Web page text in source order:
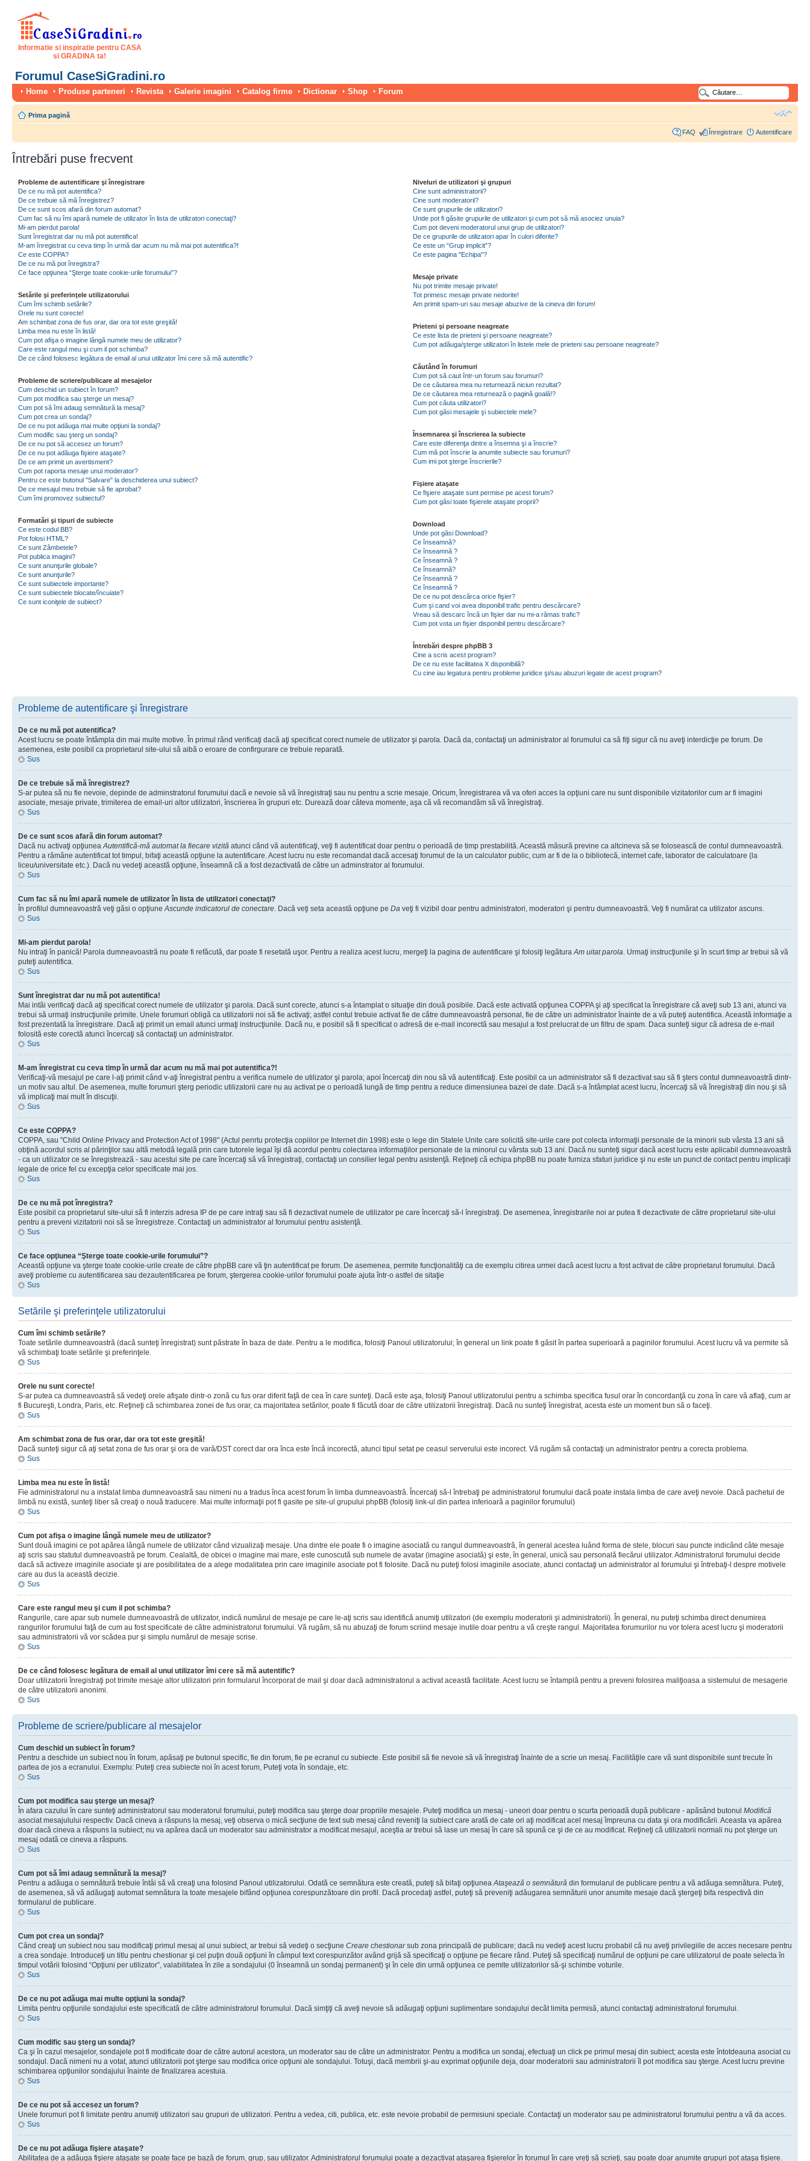
Informatie si inspiratie pentru CASA
si GRADINA ta!
Forumul CaseSiGradini.ro
Home Produse parteneri Revista Galerie imagini Catalog firme Dictionar Shop Forum
Prima pagină
FAQ Înregistrare Autentificare
Întrebări puse frecvent
Probleme de autentificare şi înregistrare
De ce nu mă pot autentifica?
De ce trebuie să mă înregistrez?
De ce sunt scos afară din forum automat?
Cum fac să nu îmi apară numele de utilizator în lista de utilizatori conectaţi?
Mi-am pierdut parola!
Sunt înregistrat dar nu mă pot autentifica!
M-am înregistrat cu ceva timp în urmă dar acum nu mă mai pot autentifica?!
Ce este COPPA?
De ce nu mă pot înregistra?
Ce face opţiunea “Şterge toate cookie-urile forumului”?
Setările şi preferinţele utilizatorului
Cum îmi schimb setările?
Orele nu sunt corecte!
Am schimbat zona de fus orar, dar ora tot este greşită!
Limba mea nu este în listă!
Cum pot afişa o imagine lângă numele meu de utilizator?
Care este rangul meu şi cum il pot schimba?
De ce când folosesc legătura de email al unui utilizator îmi cere să mă autentific?
Probleme de scriere/publicare al mesajelor
Cum deschid un subiect în forum?
Cum pot modifica sau şterge un mesaj?
Cum pot să îmi adaug semnătură la mesaj?
Cum pot crea un sondaj?
De ce nu pot adăuga mai multe opţiuni la sondaj?
Cum modific sau şterg un sondaj?
De ce nu pot să accesez un forum?
De ce nu pot adăuga fişiere ataşate?
De ce am primit un avertisment?
Cum pot raporta mesaje unui moderator?
Pentru ce este butonul "Salvare" la deschiderea unui subiect?
De ce mesajul meu trebuie să fie aprobat?
Cum îmi promovez subiectul?
Formatări şi tipuri de subiecte
Ce este codul BB?
Pot folosi HTML?
Ce sunt Zâmbetele?
Pot publica imagini?
Ce sunt anunţurile globale?
Ce sunt anunţurile?
Ce sunt subiectele importante?
Ce sunt subiectele blocate/încuiate?
Ce sunt iconiţele de subiect?
Niveluri de utilizatori şi grupuri
Cine sunt administratorii?
Cine sunt moderatorii?
Ce sunt grupurile de utilizatori?
Unde pot fi găsite grupurile de utilizatori şi cum pot să mă asociez unuia?
Cum pot deveni moderatorul unui grup de utilizatori?
De ce grupurile de utilizatori apar în culori diferite?
Ce este un “Grup implicit”?
Ce este pagina "Echipa"?
Mesaje private
Nu pot trimite mesaje private!
Tot primesc mesaje private nedorite!
Am primit spam-uri sau mesaje abuzive de la cineva din forum!
Prieteni şi persoane neagreate
Ce este lista de prieteni şi persoane neagreate?
Cum pot adăuga/şterge utilizatori în listele mele de prieteni sau persoane neagreate?
Căutând în forumuri
Cum pot să caut într-un forum sau forumuri?
De ce căutarea mea nu returnează niciun rezultat?
De ce căutarea mea returnează o pagină goală!?
Cum pot căuta utilizatori?
Cum pot găsi mesajele şi subiectele mele?
Însemnarea şi înscrierea la subiecte
Care este diferenţa dintre a însemna şi a înscrie?
Cum mă pot înscrie la anumite subiecte sau forumuri?
Cum imi pot şterge înscrierile?
Fişiere ataşate
Ce fişiere ataşate sunt permise pe acest forum?
Cum pot găsi toate fişierele ataşate proprii?
Download
Unde pot găsi Download?
Ce înseamnă?
Ce înseamnă ?
Ce înseamnă ?
Ce înseamnă?
Ce înseamnă ?
Ce înseamnă ?
De ce nu pot descărca orice fişier?
Cum şi cand voi avea disponibil trafic pentru descărcare?
Vreau să descarc încă un fişier dar nu mi-a rămas trafic?
Cum pot vota un fişier disponibil pentru descărcare?
Întrebări despre phpBB 3
Cine a scris acest program?
De ce nu este facilitatea X disponibilă?
Cu cine iau legatura pentru probleme juridice şi/sau abuzuri legate de acest program?
Probleme de autentificare şi înregistrare
De ce nu mă pot autentifica?
Acest lucru se poate întâmpla din mai multe motive. În primul rând verificaţi dacă aţi specificat corect numele de utilizator şi parola. Dacă da, contactaţi un administrator al forumului ca să fiţi sigur că nu aveţi interdicţie pe forum. De
asemenea, este posibil ca proprietarul site-ului să aibă o eroare de confirgurare ce trebuie reparată.
Sus
De ce trebuie să mă înregistrez?
S-ar putea să nu fie nevoie, depinde de adminstratorul forumului dacă e nevoie să vă înregistraţi sau nu pentru a scrie mesaje. Oricum, înregistrarea vă va oferi acces la opţiuni care nu sunt disponibile vizitatorilor cum ar fi imagini
asociate, mesaje private, trimiterea de email-uri altor utilizatori, înscrierea în grupuri etc. Durează doar câteva momente, aşa că vă recomandăm să vă înregistraţi.
Sus
De ce sunt scos afară din forum automat?
Dacă nu activaţi opţiuneaAutentifică-mă automat la fiecare vizită atunci când vă autentificaţi, veţi fi autentificat doar pentru o perioadă de timp prestabilită. Această măsură previne ca altcineva să se folosească de contul dumneavoastră.
Pentru a rămâne autentificat tot timpul, bifaţi această opţiune la autentificare. Acest lucru nu este recomandat dacă accesaţi forumul de la un calculator public, cum ar fi de la o bibliotecă, internet cafe, laborator de calculatoare (la
liceu/universitate etc.). Dacă nu vedeţi această opţiune, înseamnă că a fost dezactivată de către un adminstrator al forumului.
Sus
Cum fac să nu îmi apară numele de utilizator în lista de utilizatori conectaţi?
În profilul dumneavoastră veţi găsi o opţiuneAscunde indicatorul de conectare. Dacă veţi seta această opţiune pe Da veţi fi vizibil doar pentru administratori, moderatori şi pentru dumneavoastră. Veţi fi numărat ca utilizator ascuns.
Sus
Mi-am pierdut parola!
Nu intraţi în panică! Parola dumneavoastră nu poate fi refăcută, dar poate fi resetată uşor. Pentru a realiza acest lucru, mergeţi la pagina de autentificare şi folosiţi legăturaAm uitat parola. Urmaţi instrucţiunile şi în scurt timp ar trebui să vă
puteţi autentifica.
Sus
Sunt înregistrat dar nu mă pot autentifica!
Mai intâi verificaţi dacă aţi specificat corect numele de utilizator şi parola. Dacă sunt corecte, atunci s-a întamplat o situaţie din două posibile. Dacă este activată opţiunea COPPA şi aţi specificat la înregistrare că aveţi sub 13 ani, atunci va
trebui să urmaţi instrucţiunile primite. Unele forumuri obligă ca utilizatorii noi să fie activaţi; astfel contul trebuie activat fie de către dumneavoastră personal, fie de către un administrator înainte de a vă puteţi autentifica. Această informaţie a
fost prezentată la înregistrare. Dacă aţi primit un email atunci urmaţi instrucţiunile. Dacă nu, e posibil să fi specificat o adresă de e-mail incorectă sau mesajul a fost prelucrat de un filtru de spam. Daca sunteţi sigur că adresa de e-mail
folosită este corectă atunci încercaţi să contactaţi un administrator.
Sus
M-am înregistrat cu ceva timp în urmă dar acum nu mă mai pot autentifica?!
Verificaţi-vă mesajul pe care l-aţi primit când v-aţi înregistrat pentru a verifica numele de utilizator şi parola; apoi încercaţi din nou să vă autentificaţi. Este posibil ca un administrator să fi dezactivat sau să fi şters contul dumneavoastră dintr-
un motiv sau altul. De asemenea, multe forumuri şterg periodic utilizatorii care nu au activat pe o perioadă lungă de timp pentru a reduce dimensiunea bazei de date. Dacă s-a întâmplat acest lucru, încercaţi să vă înregistraţi din nou şi să
vă implicaţi mai mult în discuţii.
Sus
Ce este COPPA?
COPPA, sau "Child Online Privacy and Protection Act of 1998" (Actul penrtu protecţia copiilor pe Internet din 1998) este o lege din Statele Unite care solicită site-urile care pot colecta informaţii personale de la minorii sub vârsta 13 ani să
obţină acordul scris al părinţilor sau altă metodă legală prin care tutorele legal îşi dă acordul pentru colectarea informaţiilor personale de la minorul cu vârsta sub 13 ani. Dacă nu sunteţi sigur dacă acest lucru este aplicabil dumneavoastră
- ca un utilizator ce se înregistrează - sau acestui site pe care încercaţi să vă înregistraţi, contactaţi un consilier legal pentru asistenţă. Reţineţi că echipa phpBB nu poate furniza sfaturi juridice şi nu este un punct de contact pentru implicaţii
legale de orice fel cu excepţia celor specificate mai jos.
Sus
De ce nu mă pot înregistra?
Este posibil ca proprietarul site-ului să fi interzis adresa IP de pe care intraţi sau să fi dezactivat numele de utilizator pe care încercaţi să-l înregistraţi. De asemenea, înregistrarile noi ar putea fi dezactivate de către proprietarul site-ului
pentru a preveni vizitatorii noi să se înregistreze. Contactaţi un administrator al forumului pentru asistenţă.
Sus
Ce face opţiunea “Şterge toate cookie-urile forumului”?
Această opţiune va şterge toate cookie-urile create de către phpBB care vă ţin autentificat pe forum. De asemenea, permite funcţionalităţi ca de exemplu citirea urmei dacă acest lucru a fost activat de către proprietarul forumului. Dacă
aveţi probleme cu autentificarea sau dezautentificarea pe forum, ştergerea cookie-urilor forumului poate ajuta într-o astfel de sitaţie
Sus
Setările şi preferinţele utilizatorului
Cum îmi schimb setările?
Toate setările dumneavoastră (dacă sunteţi înregistrat) sunt păstrate în baza de date. Pentru a le modifica, folosiţi Panoul utilizatorului; în general un link poate fi găsit în partea superioară a paginilor forumului. Acest lucru vă va permite să
vă schimbaţi toate setările şi preferinţele.
Sus
Orele nu sunt corecte!
S-ar putea ca dumneavoastră să vedeţi orele afişate dintr-o zonă cu fus orar diferit faţă de cea în care sunteţi. Dacă este aşa, folosiţi Panoul utilizatorului pentru a schimba specifica fusul orar în concordanţă cu zona în care vă aflaţi, cum ar
fi Bucureşti, Londra, Paris, etc. Reţineţi că schimbarea zonei de fus orar, ca majoritatea setărilor, poate fi făcută doar de către utilizatorii înregistraţi. Dacă nu sunteţi înregistrat, acesta este un moment bun să o faceţi.
Sus
Am schimbat zona de fus orar, dar ora tot este greşită!
Dacă sunteţi sigur că aţi setat zona de fus orar şi ora de vară/DST corect dar ora înca este încă incorectă, atunci tipul setat pe ceasul serverului este incorect. Vă rugăm să contactaţi un administrator pentru a corecta problema.
Sus
Limba mea nu este în listă!
Fie administratorul nu a instalat limba dumneavoastră sau nimeni nu a tradus înca acest forum în limba dumneavoastră. Încercaţi să-l întrebaţi pe administratorul forumului dacă poate instala limba de care aveţi nevoie. Dacă pachetul de
limbă nu există, sunteţi liber să creaţi o nouă traducere. Mai multe informaţii pot fi gasite pe site-ul grupului phpBB (folosiţi link-ul din partea inferioară a paginilor forumului)
Sus
Cum pot afişa o imagine lângă numele meu de utilizator?
Sunt două imagini ce pot apărea lângă numele de utilizator când vizualizaţi mesaje. Una dintre ele poate fi o imagine asociată cu rangul dumneavoastră, în general acestea luând forma de stele, blocuri sau puncte indicând câte mesaje
aţi scris sau statutul dumneavoastră pe forum. Cealaltă, de obicei o imagine mai mare, este cunoscută sub numele de avatar (imagine asociată) şi este, în general, unică sau personală fiecărui utilizator. Administratorul forumului decide
dacă să activeze imaginile asociate şi are posibilitatea de a alege modalitatea prin care imaginile asociate pot fi folosite. Dacă nu puteţi folosi imaginile asociate, atunci contactaţi un administrator al forumului şi întrebaţi-l despre motivele
care au dus la această decizie.
Sus
Care este rangul meu şi cum il pot schimba?
Rangurile, care apar sub numele dumneavoastră de utilizator, indică numărul de mesaje pe care le-aţi scris sau identifică anumiţi utilizatori (de exemplu moderatorii şi administratorii). În general, nu puteţi schimba direct denumirea
rangurilor forumului faţă de cum au fost specificate de către administratorul forumului. Vă rugăm, să nu abuzaţi de forum scriind mesaje inutile doar pentru a vă creşte rangul. Majoritatea forumurilor nu vor tolera acest lucru şi moderatorii
sau administratorii vă vor scădea pur şi simplu numărul de mesaje scrise.
Sus
De ce când folosesc legătura de email al unui utilizator îmi cere să mă autentific?
Doar utilizatorii înregistraţi pot trimite mesaje altor utilizatori prin formularul încorporat de mail şi doar dacă administratorul a activat această facilitate. Acest lucru se întamplă pentru a preveni folosirea maliţioasa a sistemului de mesagerie
de către utilizatorii anonimi.
Sus
Probleme de scriere/publicare al mesajelor
Cum deschid un subiect în forum?
Pentru a deschide un subiect nou în forum, apăsaţi pe butonul specific, fie din forum, fie pe ecranul cu subiecte. Este posibil să fie nevoie să vă înregistraţi înainte de a scrie un mesaj. Facilităţile care vă sunt disponibile sunt trecute în
partea de jos a ecranului. Exemplu: Puteţi crea subiecte noi în acest forum, Puteţi vota în sondaje, etc.
Sus
Cum pot modifica sau şterge un mesaj?
În afara cazului în care sunteţi administratorul sau moderatorul forumului, puteţi modifica sau şterge doar propriile mesajele. Puteţi modifica un mesaj - uneori doar pentru o scurta perioadă după publicare - apăsând butonul Modifică
asociat mesajulului respectiv. Dacă cineva a răspuns la mesaj, veţi observa o mică secţiune de text sub mesaj când reveniţi la subiect care arată de cate ori aţi modificat acel mesaj împreuna cu data şi ora modificării. Aceasta va apărea
doar dacă cineva a răspuns la subiect; nu va apărea dacă un moderator sau administrator a modificat mesajul, aceştia ar trebui să lase un mesaj în care să spună ce şi de ce au modificat. Reţineţi că utilizatorii normali nu pot şterge un
mesaj odată ce cineva a răspuns.
Sus
Cum pot să îmi adaug semnătură la mesaj?
Pentru a adăuga o semnătură trebuie întâi să vă creaţi una folosind Panoul utilizatorului. Odată ce semnătura este creată, puteţi să bifaţi opţiuneaAtaşează o semnătură din formularul de publicare pentru a vă adăuga semnătura. Puteţi,
de asemenea, să vă adăugaţi automat semnătura la toate mesajele bifând opţiunea corespunzătoare din profil. Dacă procedaţi astfel, puteţi să preveniţi adăugarea semnăturii unor anumite mesaje dacă ştergeţi bifa respectivă din
formularul de publicare.
Sus
Cum pot crea un sondaj?
Când creaţi un subiect nou sau modificaţi primul mesaj al unui subiect, ar trebui să vedeţi o secţiune Creare chestionarsub zona principală de publicare; dacă nu vedeţi acest lucru probabil că nu aveţi privilegiile de acces necesare pentru
a crea sondaje. Introduceţi un titlu pentru chestionar şi cel puţin două opţiuni în câmpul text corespunzător având grijă să specificaţi o opţiune pe fiecare rând. Puteţi să specificaţi numărul de opţiuni pe care utilizatorul de poate selecta în
timpul votării folosind “Opţiuni per utilizator”, valabilitatea în zile a sondajului (0 înseamnă un sondaj permanent) şi în cele din urmă opţiunea ce pemite utilizatorilor să-şi schimbe voturile.
Sus
De ce nu pot adăuga mai multe opţiuni la sondaj?
Limita pentru opţiunile sondajului este specificată de către administratorul forumului. Dacă simţiţi că aveţi nevoie să adăugaţi opţiuni suplimentare sondajului decât limita permisă, atunci contactaţi administratorul forumului.
Sus
Cum modific sau şterg un sondaj?
Ca şi în cazul mesajelor, sondajele pot fi modificate doar de către autorul acestora, un moderator sau de către un administrator. Pentru a modifica un sondaj, efectuaţi un click pe primul mesaj din subiect; acesta este întotdeauna asociat cu
sondajul. Dacă nimeni nu a votat, atunci utilizatorii pot şterge sau modifica orice opţiuni ale sondajului. Totuşi, dacă membrii şi-au exprimat opţiunile deja, doar moderatorii sau administratorii îl pot modifica sau şterge. Acest lucru previne
schimbarea opţiunilor sondajului înainte de finalizarea acestuia.
Sus
De ce nu pot să accesez un forum?
Unele forumuri pot fi limitate pentru anumiţi utilizatori sau grupuri de utilizatori. Pentru a vedea, citi, publica, etc. este nevoie probabil de permisiuni speciale. Contactaţi un moderator sau pe administratorul forumului pentru a vă da acces.
Sus
De ce nu pot adăuga fişiere ataşate?
Abilitatea de a adăuga fişiere ataşate se poate face pe bază de forum, grup, sau utilizator. Administratorul forumului poate a dezactivat ataşarea fişierelor în forumul în care vreţi să scrieţi, sau poate doar anumite grupuri pot ataşa fişiere.